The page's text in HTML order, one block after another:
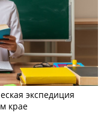
экспедиция
крае